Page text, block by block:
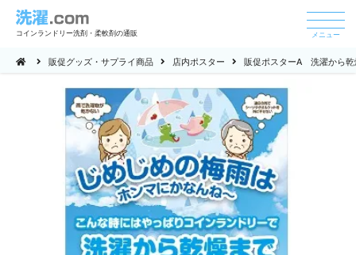
コインランドリー洗剤・柔軟剤の通販 メニュー
販促グッズ・サプライ商品 店内ポスター 販促ポスターA 洗濯から乾